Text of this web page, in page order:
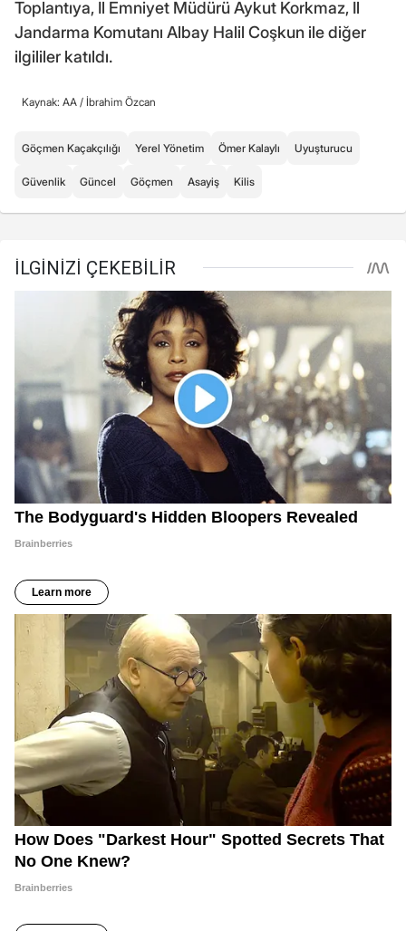
Toplantıya, İl Emniyet Müdürü Aykut Korkmaz, İl
Jandarma Komutanı Albay Halil Coşkun ile diğer
ilgililer katıldı.
Kaynak: AA / İbrahim Özcan
Göçmen Kaçakçılığı Yerel Yönetim Ömer Kalaylı Uyuşturucu
Güvenlik Güncel Göçmen Asayiş Kilis